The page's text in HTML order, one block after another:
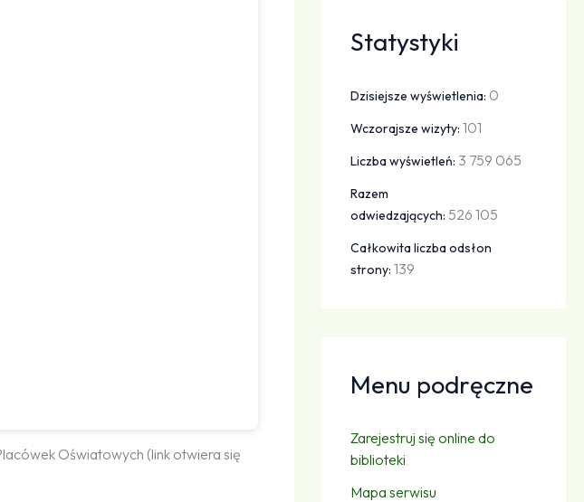
Oświatowych (link otwiera się
Statystyki
Dzisiejsze wyświetlenia: 0
Wczorajsze wizyty:101
Liczba wyświetleń: 3 759 065
Razem
odwiedzających: 526 105
Całkowita liczba odsłon
strony:139
Menu podręczne
Zarejestruj się online do
biblioteki
Mapa serwisu